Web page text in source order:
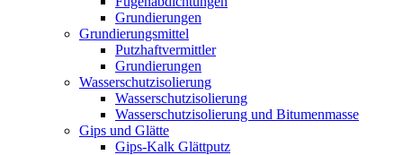
Grundierungen
Grundierungsmittel
Putzhaftvermittler
Grundierungen
Wasserschutzisolierung
Wasserschutzisolierung
Wasserschutzisolierung und Bitumenmasse
Gips und Glätte
Gips-Kalk Glättputz